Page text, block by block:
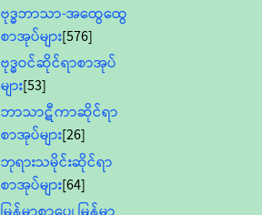
ဗုဒ္ဓဘာသာ-အထွေထွေ
စာအုပ်များ[576]
ဗုဒ္ဓဝင်ဆိုင်ရာစာအုပ်
များ[53]
ဘာသာဋီကာဆိုင်ရာ
စာအုပ်များ[26]
ဘုရားသမိုင်းဆိုင်ရာ
စာအုပ်များ[64]